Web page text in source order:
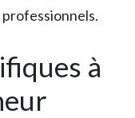
à